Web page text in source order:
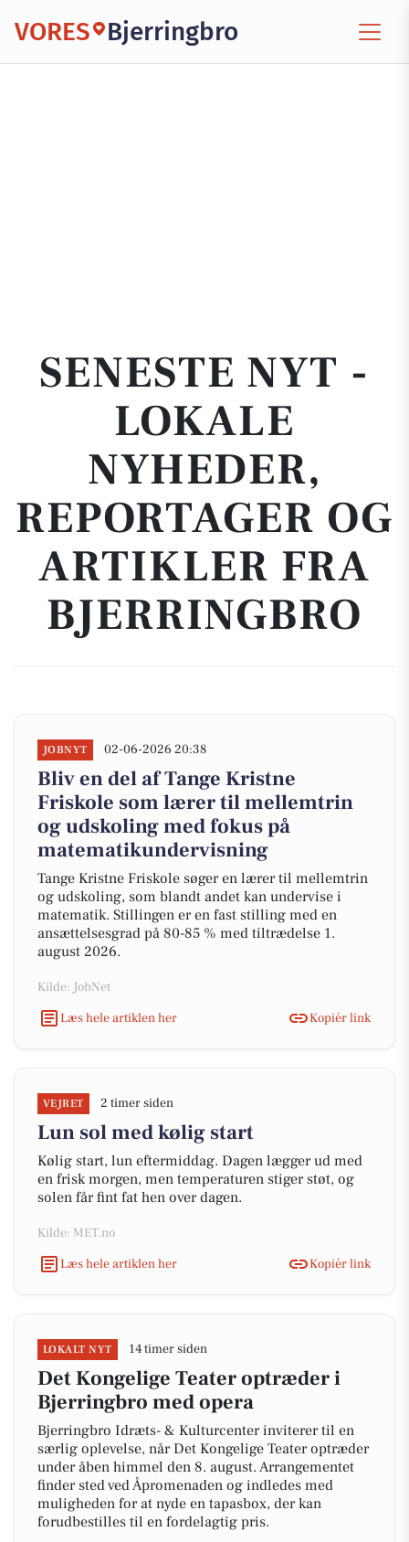
VORES Bjerringbro
SENESTE NYT -
LOKALE
NYHEDER,
REPORTAGER OG
ARTIKLER FRA
BJERRINGBRO
JOBNYT 02-06-2026 20:38
Bliv en del af Tange Kristne
Friskole som lærer til mellemtrin
og udskoling med fokus på
matematikundervisning
Tange Kristne Friskole søger en lærer til mellemtrin
og udskoling, som blandt andet kan undervise i
matematik. Stillingen er en fast stilling med en
ansættelsesgrad på 80-85 % med tiltrædelse 1.
august 2026.
Kilde: JobNet
Læs hele artiklen her
Kopiér link
VEJRET 2 timer siden
Lun sol med kølig start
Kølig start, lun eftermiddag. Dagen lægger ud med
en frisk morgen, men temperaturen stiger støt, og
solen får fint fat hen over dagen.
Kilde: MET.no
Læs hele artiklen her
Kopiér link
LOKALT NYT 14 timer siden
Det Kongelige Teater optræder i
Bjerringbro med opera
Bjerringbro Idræts- & Kulturcenter inviterer til en
særlig oplevelse, når Det Kongelige Teater optræder
under åben himmel den 8. august. Arrangementet
finder sted ved Åpromenaden og indledes med
muligheden for at nyde en tapasbox, der kan
forudbestilles til en fordelagtig pris.